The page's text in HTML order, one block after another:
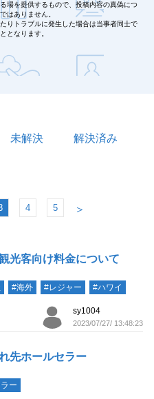
場を提供するもので、投稿内容の真偽につ
はありません。
りトラブルに発生した場合は当事者同士で
となります。
未解決 解決済み
4 5 ＞
光客向け料金について
#海外 #レジャー #ハワイ
sy1004
2023/07/27/ 13:48:23
先ホールセラー
ー